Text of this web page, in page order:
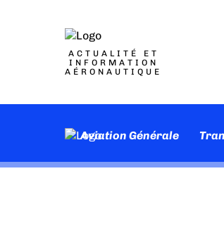
ACTUALITÉ ET
INFORMATION
AÉRONAUTIQUE
Aviation Générale